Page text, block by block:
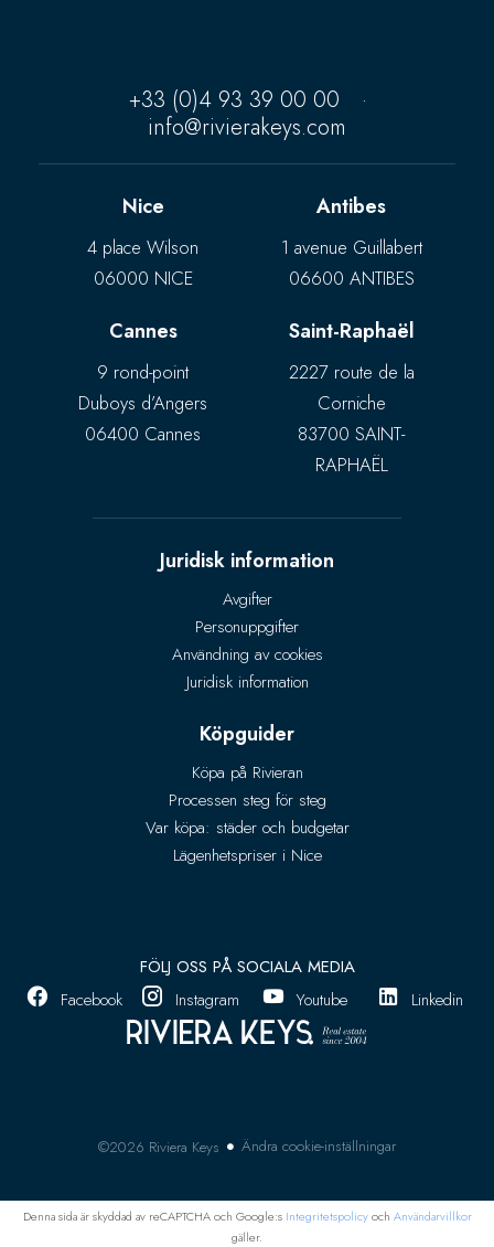
+33 (0)4 93 39 00 00
·
info@rivierakeys.com
Nice
4 place Wilson
06000 NICE
Antibes
1 avenue Guillabert
06600 ANTIBES
Cannes
9 rond-point
Duboys d’Angers
06400 Cannes
Saint-Raphaël
2227 route de la
Corniche
83700 SAINT-
RAPHAËL
Juridisk information
Avgifter
Personuppgifter
Användning av cookies
Juridisk information
Köpguider
Köpa på Rivieran
Processen steg för steg
Var köpa: städer och budgetar
Lägenhetspriser i Nice
FÖLJ OSS PÅ SOCIALA MEDIA
Facebook
Instagram Youtube Linkedin
©2026 Riviera Keys Ändra cookie-inställningar
Denna sida är skyddad av reCAPTCHA och Google:s Integritetspolicyoch Användarvillkor
gäller.